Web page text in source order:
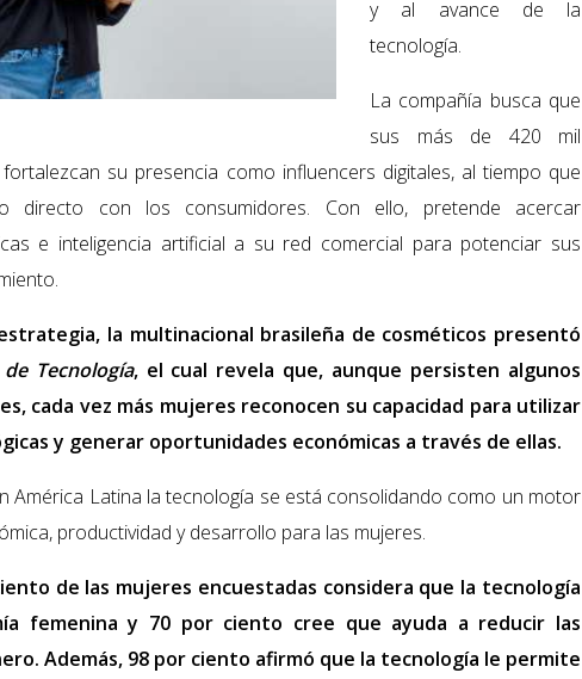
y al avance de la
tecnología.
La compañía busca que
sus más de 420 mil
su presencia como influencers digitales, al tiempo que
directo con los consumidores. Con ello, pretende acercar
e inteligencia artificial a su red comercial para potenciar sus
la multinacional brasileña de cosméticos presentó
Tecnología, el cual revela que, aunque persisten algunos
cada vez más mujeres reconocen su capacidad para utilizar
y generar oportunidades económicas a través de ellas.
América Latina la tecnología se está consolidando como un motor
productividad y desarrollo para las mujeres.
de las mujeres encuestadas considera que la tecnología
femenina y 70 por ciento cree que ayuda a reducir las
Además, 98 por ciento afirmó que la tecnología le permite